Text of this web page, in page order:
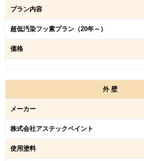
プラン内容
超低汚染フッ素プラン（20年～）
価格
外 壁
メーカー
株式会社アステックペイント
使用塗料